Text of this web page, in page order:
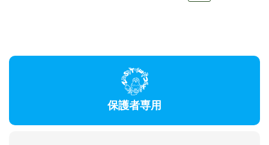
保護者専用